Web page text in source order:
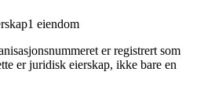
1 eiendom
er registrert som
er juridisk eierskap, ikke bare en